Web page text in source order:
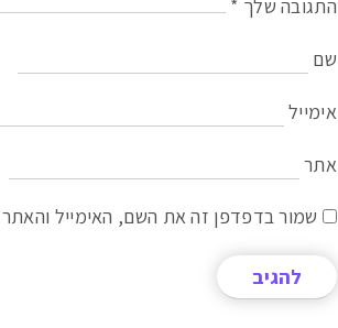
התגובה שלך *
שם
אימייל
אתר
שמור בדפדפן זה את השם, האימייל